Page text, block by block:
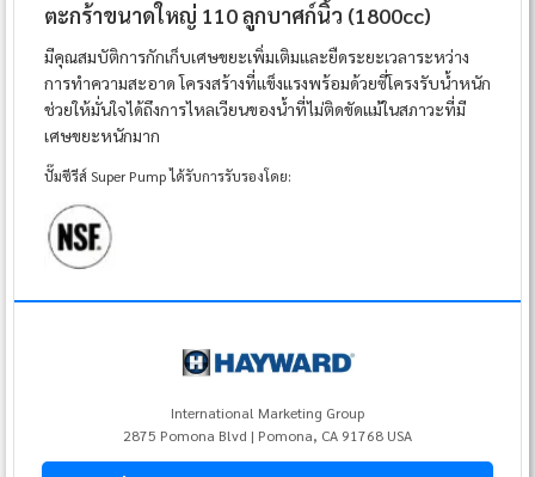
ตะกร้าขนาดใหญ่ 110 ลูกบาศก์นิ้ว (1800cc)
มีคุณสมบัติการกักเก็บเศษขยะเพิ่มเติมและยืดระยะเวลาระหว่าง
การทำความสะอาด โครงสร้างที่แข็งแรงพร้อมด้วยซี่โครงรับน้ำหนัก
ช่วยให้มั่นใจได้ถึงการไหลเวียนของน้ำที่ไม่ติดขัดแม้ในสภาวะที่มี
เศษขยะหนักมาก
ปั๊มซีรีส์ Super Pump ได้รับการรับรองโดย:
International Marketing Group
2875 Pomona Blvd | Pomona, CA 91768 USA